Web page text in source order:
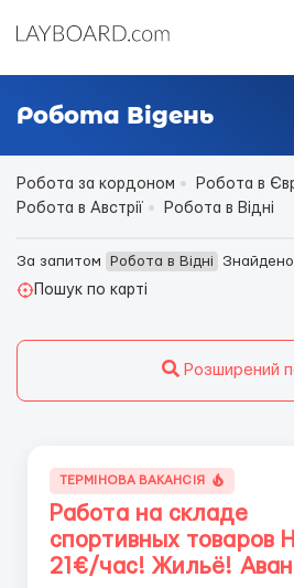
Робота Відень
Робота за кордоном
Робота в
Робота в Австрії
Робота в Відні
За запитом Робота в Відні Знайдено
Пошук по карті
Розширений
ТЕРМІНОВА ВАКАНСІЯ
Работа на складе
спортивных товаров
21€/час! Жильё!